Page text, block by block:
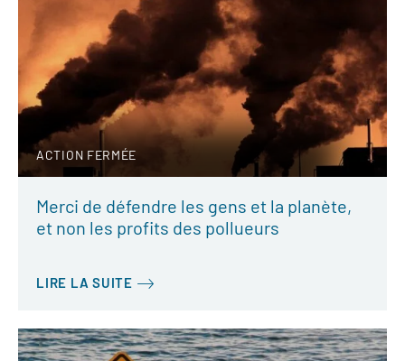
ACTION FERMÉE
Merci de défendre les gens et la planète,
et non les profits des pollueurs
LIRE LA SUITE